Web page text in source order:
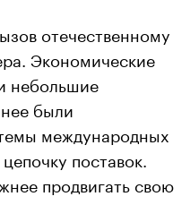
отечественному
Экономические
небольшие
были
международных
поставок.
продвигать свою